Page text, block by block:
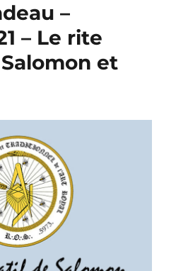
–
– Le rite
et